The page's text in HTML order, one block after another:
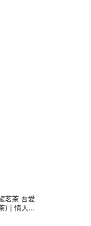
茗茶 吾愛
)｜情人